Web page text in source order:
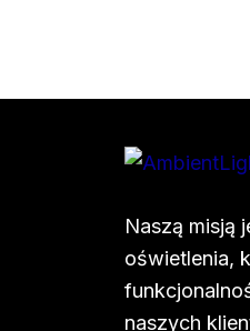
Naszą misją
oświetlenia,
naszych